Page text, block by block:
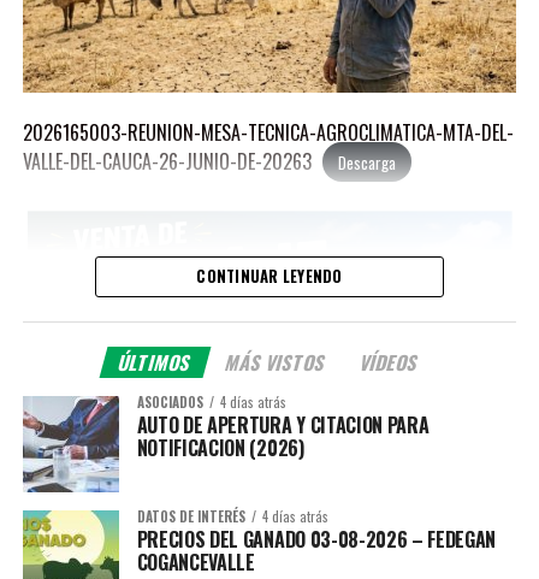
RODRIGUEZ-CORTES-MARCO-AURELIO-1 Descarga
2026165003-REUNION-MESA-TECNICA-AGROCLIMATICA-MTA-DEL-
VALLE-DEL-CAUCA-26-JUNIO-DE-20263
Descarga
CONTINUAR LEYENDO
ÚLTIMOS MÁS VISTOS VÍDEOS
ASOCIADOS 4 días atrás
AUTO DE APERTURA Y CITACION PARA
NOTIFICACION (2026)
DATOS DE INTERÉS 4 días atrás
PRECIOS DEL GANADO 03-08-2026 – FEDEGAN
COGANCEVALLE